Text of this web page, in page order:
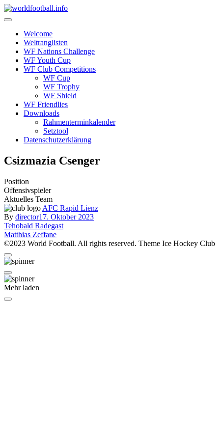
Skip
to
Welcome
Weltranglisten
WF Nations Challenge
WF Youth Cup
WF Club Competitions
WF Cup
WF Trophy
WF Shield
WF Friendlies
Downloads
Rahmenterminkalender
Setztool
Datenschutzerklärung
Csizmazia Csenger
Position
Offensivspieler
Aktuelles Team
AFC Rapid Lienz
By director17. Oktober 2023
Beitragsnavigation
Tehobald Radegast
Matthias Zeffane
©2023 World Football. All rights reserved. Theme Ice Hockey Club
Mehr laden